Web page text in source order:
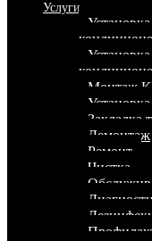
Услуги
Монтаж
Закладка
Демонтаж
Ремонт
Чистка